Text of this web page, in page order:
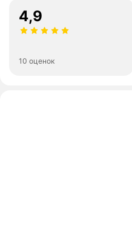
4,9
10 оценок